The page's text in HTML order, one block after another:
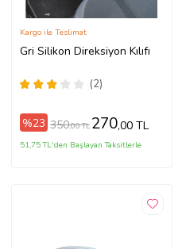
Gri Silikon Direksiyon Kılıfı
(2)
Kargo ile Teslimat
%23 350,00 TL 270,00 TL
51,75 TL'den Başlayan Taksitlerle